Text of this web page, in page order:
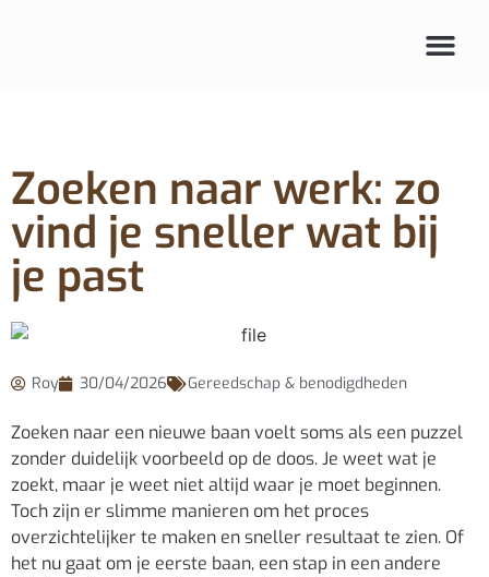
Zoeken naar werk: zo
vind je sneller wat bij
je past
Roy 30/04/2026 Gereedschap & benodigdheden
Zoeken naar een nieuwe baan voelt soms als een puzzel
zonder duidelijk voorbeeld op de doos. Je weet wat je
zoekt, maar je weet niet altijd waar je moet beginnen.
Toch zijn er slimme manieren om het proces
overzichtelijker te maken en sneller resultaat te zien. Of
het nu gaat om je eerste baan, een stap in een andere